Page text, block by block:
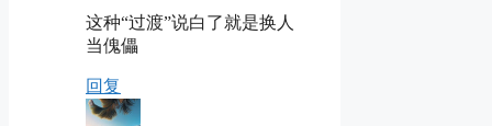
这种“过渡”说白了就是换人
当傀儡
回复